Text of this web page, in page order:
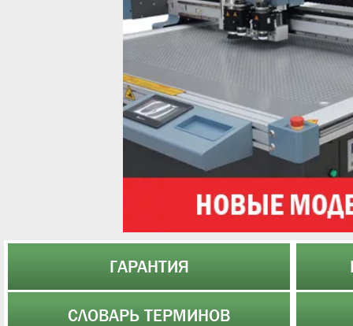
ГАРАНТИЯ
СЛОВАРЬ ТЕРМИНОВ